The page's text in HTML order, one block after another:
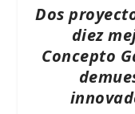
Dos
diez
Concepto